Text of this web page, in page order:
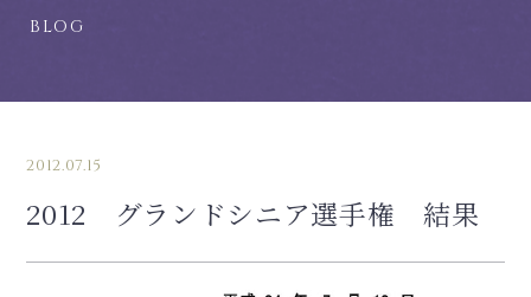
2012.07.15
2012 グランドシニア選手権 結果